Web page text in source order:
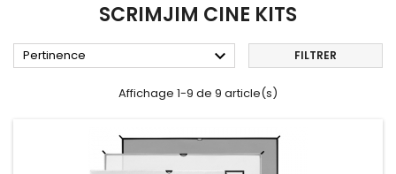
SCRIMJIM CINE KITS
Pertinence  FILTRER
Affichage 1-9 de 9 article(s)